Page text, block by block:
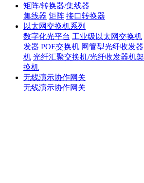
矩阵/转换器/集线器
集线器 矩阵 接口转换器
以太网交换机系列
数字化光平台 工业级以太网交换机
发器 POE交换机 网管型光纤收发器
机 光纤汇聚交换机/光纤收发器机架
换机
无线演示协作网关
无线演示协作网关